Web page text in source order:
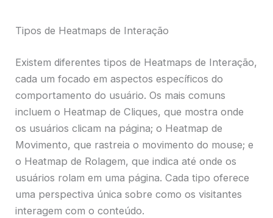
Tipos de Heatmaps de Interação
Existem diferentes tipos de Heatmaps de Interação,
cada um focado em aspectos específicos do
comportamento do usuário. Os mais comuns
incluem o Heatmap de Cliques, que mostra onde
os usuários clicam na página; o Heatmap de
Movimento, que rastreia o movimento do mouse; e
o Heatmap de Rolagem, que indica até onde os
usuários rolam em uma página. Cada tipo oferece
uma perspectiva única sobre como os visitantes
interagem com o conteúdo.